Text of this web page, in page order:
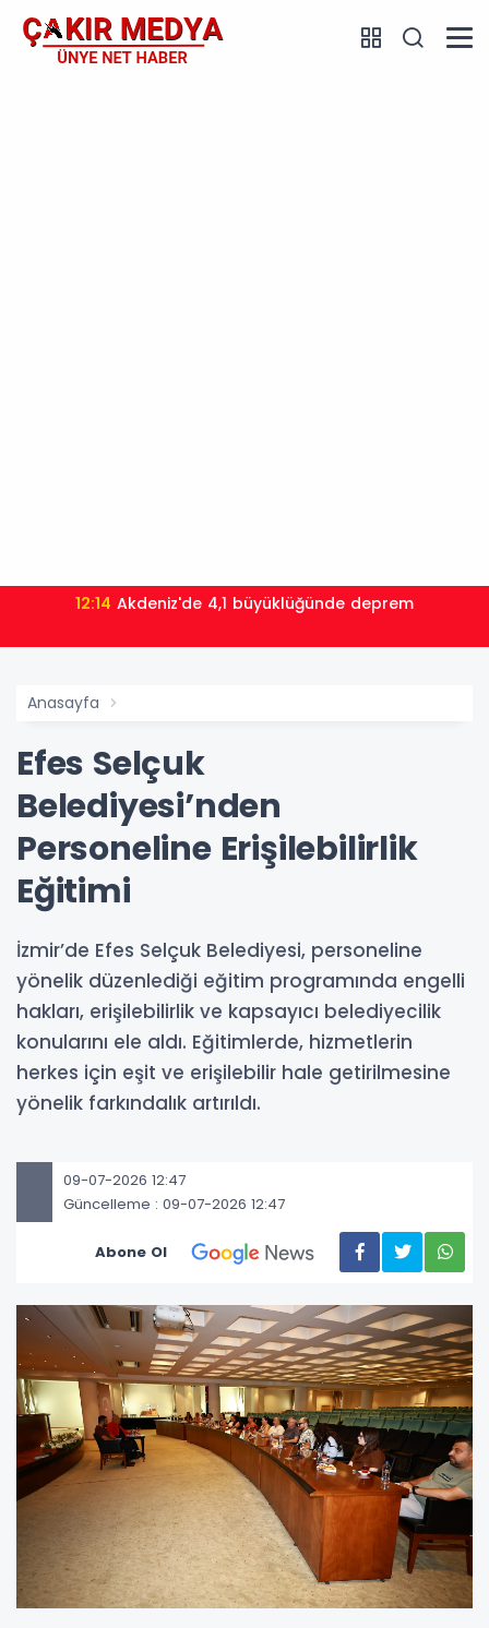
12:14 Akdeniz'de 4,1 büyüklüğünde deprem
Anasayfa
Efes Selçuk
Belediyesi’nden
Personeline Erişilebilirlik
Eğitimi
İzmir’de Efes Selçuk Belediyesi, personeline
yönelik düzenlediği eğitim programında engelli
hakları, erişilebilirlik ve kapsayıcı belediyecilik
konularını ele aldı. Eğitimlerde, hizmetlerin
herkes için eşit ve erişilebilir hale getirilmesine
yönelik farkındalık artırıldı.
09-07-2026 12:47
Güncelleme : 09-07-2026 12:47
Abone Ol